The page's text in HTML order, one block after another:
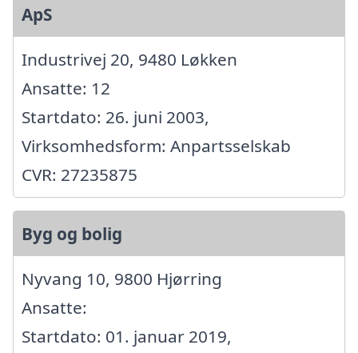
ApS
Industrivej 20, 9480 Løkken
Ansatte: 12
Startdato: 26. juni 2003,
Virksomhedsform: Anpartsselskab
CVR: 27235875
Byg og bolig
Nyvang 10, 9800 Hjørring
Ansatte:
Startdato: 01. januar 2019,